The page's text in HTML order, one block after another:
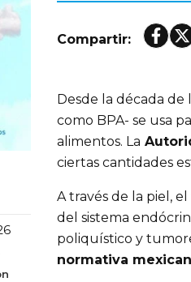
Compartir:
Desde la década de
como BPA- se usa
alimentos. La
ciertas cantidades
A través de la piel,
del sistema
poliquístico y
normativa